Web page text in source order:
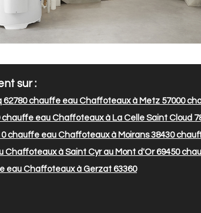
sur :
62780chauffe eau Chaffoteaux à Metz 57000
chauffe eau Chaffoteaux à La Celle Saint Cloud
chauffe eau Chaffoteaux à Moirans 38430
Chaffoteaux à Saint Cyr au Mont d'Or 69450
eau Chaffoteaux à Gerzat 63360